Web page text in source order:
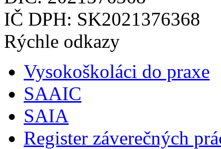
IČ DPH: SK2021376368
Rýchle odkazy
Vysokoškoláci do praxe
SAAIC
SAIA
Register záverečných